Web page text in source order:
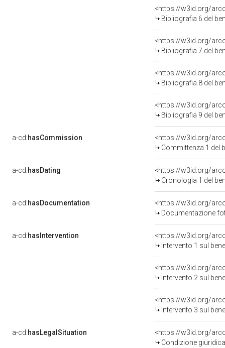
<https://w3id.org/
Bibliografia 6 del
<https://w3id.org/
Bibliografia 7 del
<https://w3id.org/
Bibliografia 8 del
<https://w3id.org/
Bibliografia 9 del
a-cd:hasCommission
<https://w3id.org/
Committenza 1 del
a-cd:hasDating
<https://w3id.org/
Cronologia 1 del
a-cd:hasDocumentation
Documentazione
a-cd:hasIntervention
<https://w3id.org/
Intervento 1 sul
<https://w3id.org/
Intervento 2 sul
<https://w3id.org/
Intervento 3 sul
a-cd:hasLegalSituation
<https://w3id.org/
Condizione